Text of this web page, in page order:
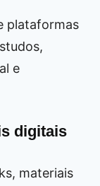
plataformas
e
digitais
materiais